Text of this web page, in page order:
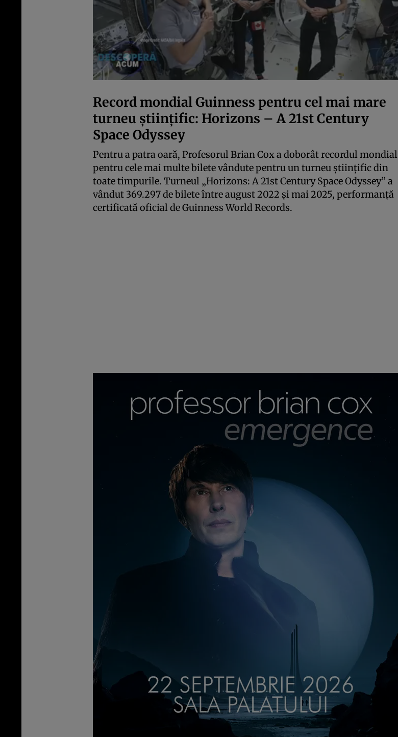
Record mondial Guinness pentru cel mai mare
turneu științific: Horizons – A 21st Century
Space Odyssey
Pentru a patra oară, Profesorul Brian Cox a doborât recordul mondial
pentru cele mai multe bilete vândute pentru un turneu științific din
toate timpurile. Turneul „Horizons: A 21st Century Space Odyssey” a
vândut 369.297 de bilete între august 2022 și mai 2025, performanță
certificată oficial de Guinness World Records.